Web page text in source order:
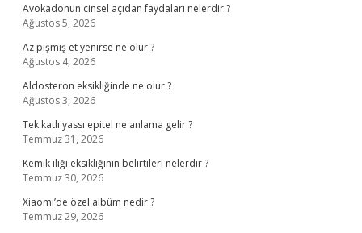
Avokadonun cinsel açıdan faydaları nelerdir ?
Ağustos 5, 2026
Az pişmiş et yenirse ne olur ?
Ağustos 4, 2026
Aldosteron eksikliğinde ne olur ?
Ağustos 3, 2026
Tek katlı yassı epitel ne anlama gelir ?
Temmuz 31, 2026
Kemik iliği eksikliğinin belirtileri nelerdir ?
Temmuz 30, 2026
Xiaomi’de özel albüm nedir ?
Temmuz 29, 2026